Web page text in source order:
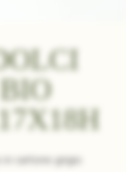
cartone grigio